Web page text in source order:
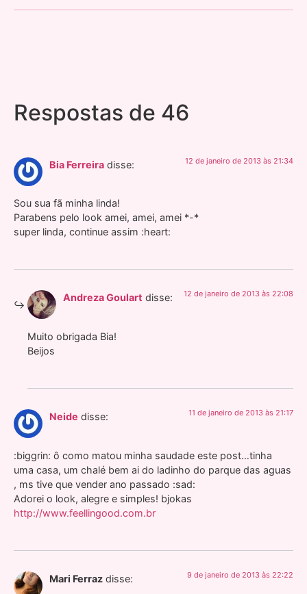
Respostas de 46
Bia Ferreira disse: 12 de janeiro de 2013 às 21:34
Sou sua fã minha linda!
Parabens pelo look amei, amei, amei *-*
super linda, continue assim :heart:
Andreza Goulart disse: 12 de janeiro de 2013 às 22:08
Muito obrigada Bia!
Beijos
Neide disse: 11 de janeiro de 2013 às 21:17
:biggrin: ô como matou minha saudade este post…tinha
uma casa, um chalé bem ai do ladinho do parque das aguas
, ms tive que vender ano passado :sad:
Adorei o look, alegre e simples! bjokas
http://www.feellingood.com.br
Mari Ferraz disse: 9 de janeiro de 2013 às 22:22